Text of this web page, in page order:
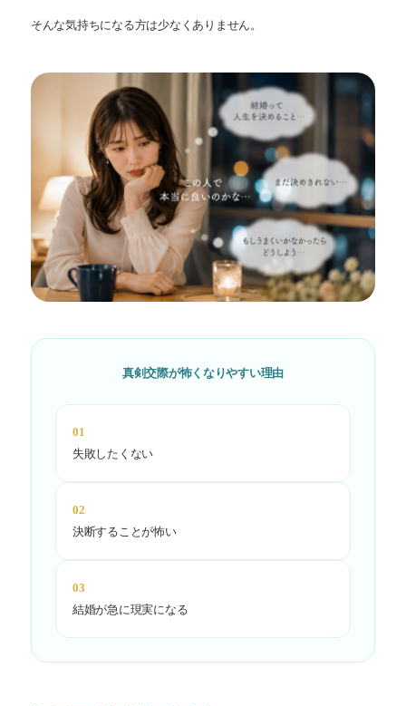
そんな気持ちになる方は少なくありません。
真剣交際が怖くなりやすい理由
01
失敗したくない
02
決断することが怖い
03
結婚が急に現実になる